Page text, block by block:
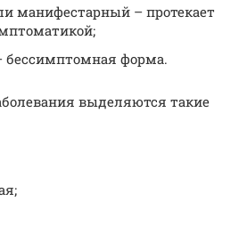
манифестарный – протекает
форма.
выделяются такие